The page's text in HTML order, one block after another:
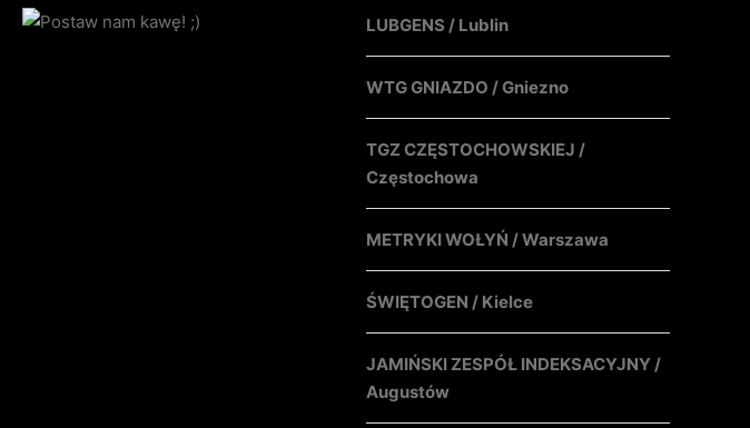
LUBGENS / Lublin
WTG GNIAZDO / Gniezno
TGZ CZĘSTOCHOWSKIEJ /
Częstochowa
METRYKI WOŁYŃ / Warszawa
ŚWIĘTOGEN / Kielce
JAMIŃSKI ZESPÓŁ INDEKSACYJNY /
Augustów